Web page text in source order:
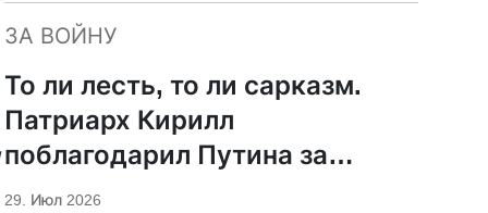
ЗА ВОЙНУ
То ли лесть, то ли сарказм.
Патриарх Кирилл
поблагодарил Путина за
защиту суверенитета и
29. Июл 2026